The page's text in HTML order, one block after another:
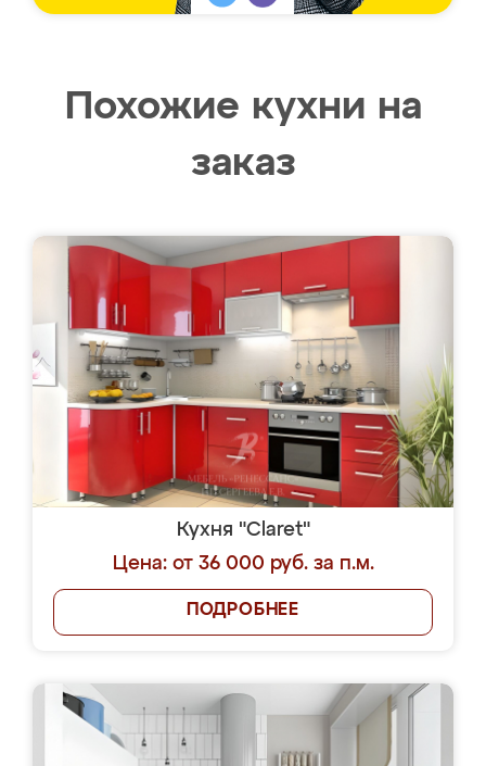
Похожие кухни на
заказ
Кухня "Claret"
Цена: от 36 000 руб. за п.м.
ПОДРОБНЕЕ